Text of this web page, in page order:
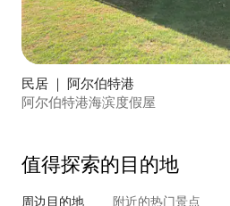
民居 ｜ 阿尔伯特港
阿尔伯特港海滨度假屋
值得探索的目的地
周边目的地 附近的热门景点